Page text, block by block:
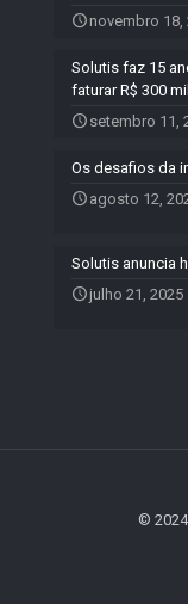
novembro 18,
Solutis faz 15
faturar R$ 300
setembro 11,
Os desafios da
agosto 12,
Solutis anuncia
julho 21, 2025
© 2024